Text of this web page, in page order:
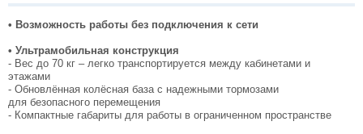
• Возможность работы без подключения к сети
• Ультрамобильная конструкция
- Вес до 70 кг – легко транспортируется между кабинетами и
этажами
- Обновлённая колёсная база с надежными тормозами
для безопасного перемещения
- Компактные габариты для работы в ограниченном пространстве